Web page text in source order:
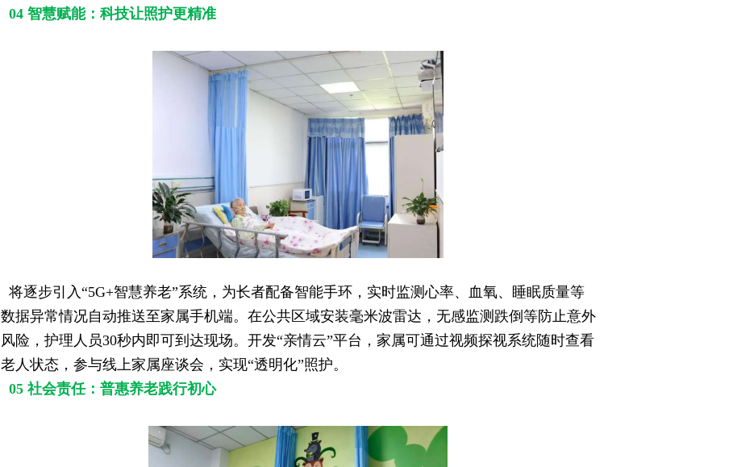
04 智慧赋能：科技让照护更精准
将逐步引入“5G+智慧养老”系统，为长者配备智能手环，实时监测心率、血氧、睡眠质量等
数据异常情况自动推送至家属手机端。在公共区域安装毫米波雷达，无感监测跌倒等防止意外
风险，护理人员30秒内即可到达现场。开发“亲情云”平台，家属可通过视频探视系统随时查看
老人状态，参与线上家属座谈会，实现“透明化”照护。
05 社会责任：普惠养老践行初心